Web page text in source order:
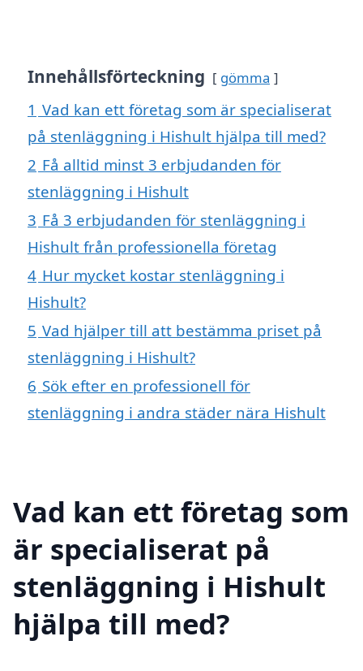
Innehållsförteckning gömma
1 Vad kan ett företag som är specialiserat
på stenläggning i Hishult hjälpa till med?
2 Få alltid minst 3 erbjudanden för
stenläggning i Hishult
3 Få 3 erbjudanden för stenläggning i
Hishult från professionella företag
4 Hur mycket kostar stenläggning i
Hishult?
5 Vad hjälper till att bestämma priset på
stenläggning i Hishult?
6 Sök efter en professionell för
stenläggning i andra städer nära Hishult
Vad kan ett företag som
är specialiserat på
stenläggning i Hishult
hjälpa till med?